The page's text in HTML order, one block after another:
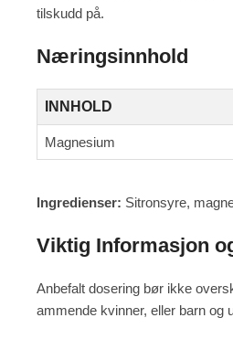
tilskudd på.
Næringsinnhold
INNHOLD
Magnesium
Ingredienser: Sitronsyre,
Viktig Informasjon
Anbefalt dosering bør ikke
ammende kvinner, eller barn og